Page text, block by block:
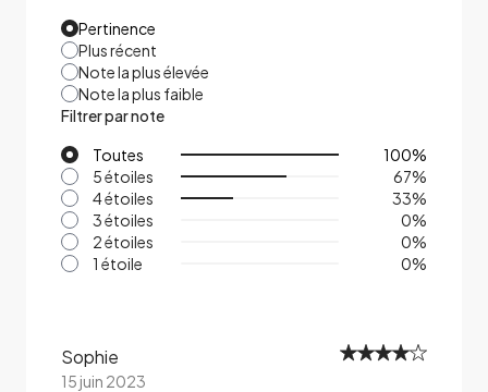
Pertinence
Plus récent
Note la plus élevée
Note la plus faible
Filtrer par note
Toutes
100%
5 étoiles
67%
4 étoiles
33%
3 étoiles
0%
2 étoiles
0%
1 étoile
0%
Sophie
15 juin 2023